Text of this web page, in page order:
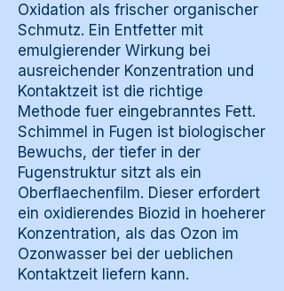
Oxidation als frischer organischer
Schmutz. Ein Entfetter mit
emulgierender Wirkung bei
ausreichender Konzentration und
Kontaktzeit ist die richtige
Methode fuer eingebranntes Fett.
Schimmel in Fugen ist biologischer
Bewuchs, der tiefer in der
Fugenstruktur sitzt als ein
Oberflaechenfilm. Dieser erfordert
ein oxidierendes Biozid in hoeherer
Konzentration, als das Ozon im
Ozonwasser bei der ueblichen
Kontaktzeit liefern kann.